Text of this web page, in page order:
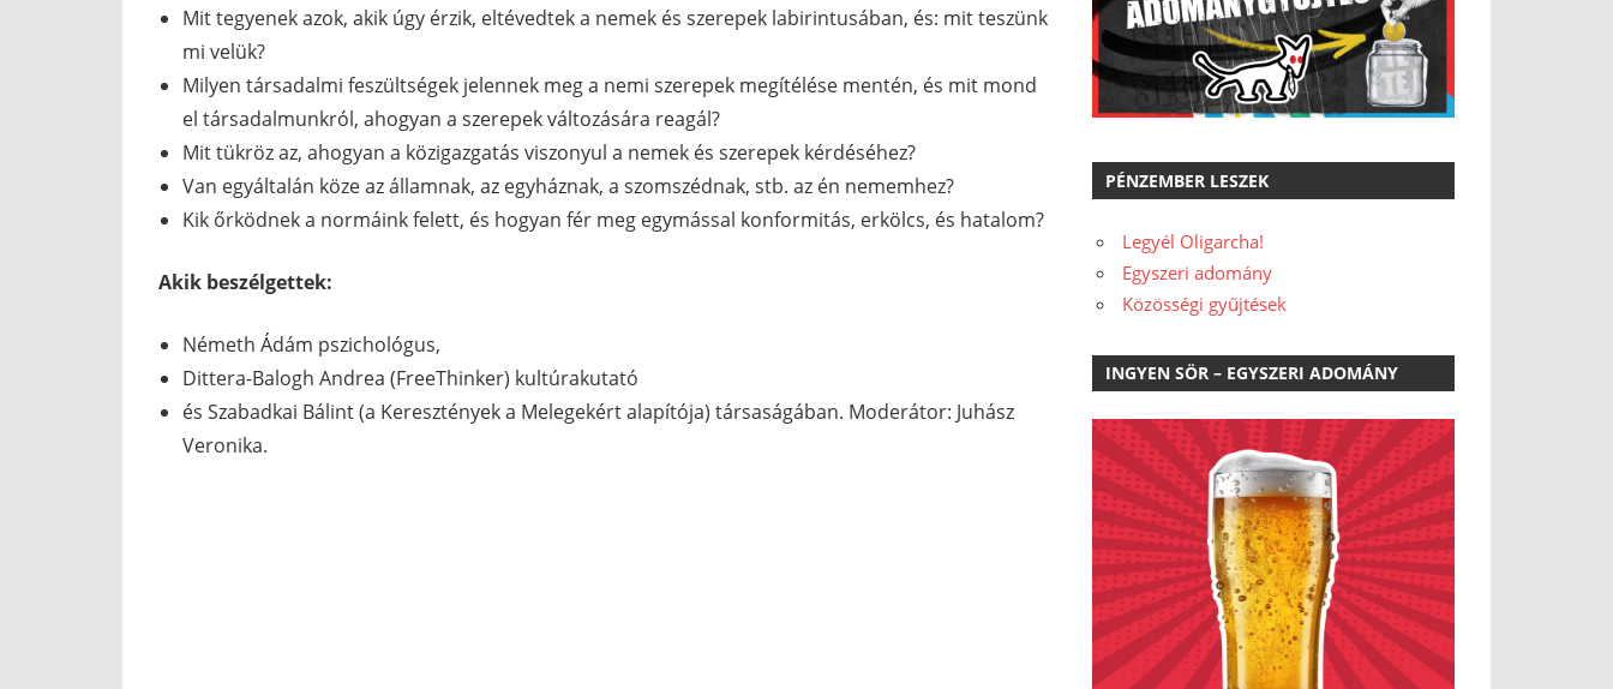
Mit tegyenek azok, akik úgy érzik, eltévedtek a nemek és szerepek labirintusában, és: mit teszünk
mi velük?
Milyen társadalmi feszültségek jelennek meg a nemi szerepek megítélése mentén, és mit mond
el társadalmunkról, ahogyan a szerepek változására reagál?
Mit tükröz az, ahogyan a közigazgatás viszonyul a nemek és szerepek kérdéséhez?
Van egyáltalán köze az államnak, az egyháznak, a szomszédnak, stb. az én nememhez?
Kik őrködnek a normáink felett, és hogyan fér meg egymással konformitás, erkölcs, és hatalom?
Akik beszélgettek:
Németh Ádám pszichológus,
Dittera-Balogh Andrea (FreeThinker) kultúrakutató
és Szabadkai Bálint (a Keresztények a Melegekért alapítója) társaságában. Moderátor: Juhász
Veronika.
PÉNZEMBER LESZEK
Legyél Oligarcha!
Egyszeri adomány
Közösségi gyűjtések
INGYEN SÖR – EGYSZERI ADOMÁNY